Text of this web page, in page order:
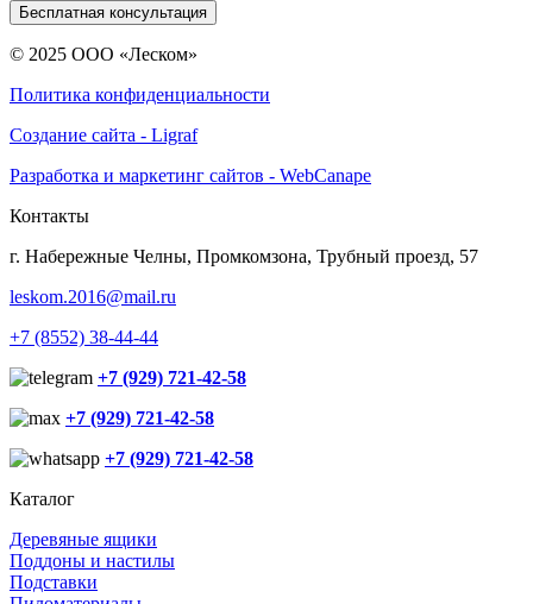
© 2025 ООО «Леском»
Политика конфиденциальности
Создание сайта - Ligraf
Разработка и маркетинг сайтов - WebCanape
Контакты
г. Набережные Челны, Промкомзона, Трубный проезд, 57
leskom.2016@mail.ru
+7 (8552) 38-44-44
+7 (929) 721-42-58
+7 (929) 721-42-58
+7 (929) 721-42-58
Каталог
Деревяные ящики
Поддоны и настилы
Подставки